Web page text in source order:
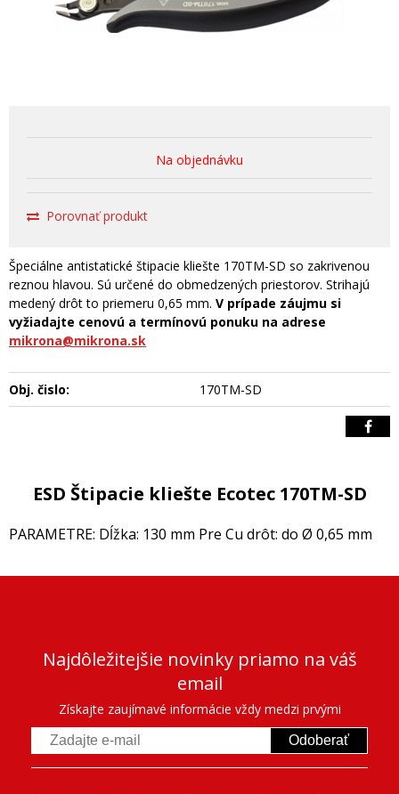
Na objednávku
Porovnať produkt
Špeciálne antistatické štipacie kliešte 170TM-SD so zakrivenou
reznou hlavou. Sú určené do obmedzených priestorov. Strihajú
medený drôt to priemeru 0,65 mm. V prípade záujmu si
vyžiadajte cenovú a termínovú ponuku na adrese
mikrona@mikrona.sk
Obj. čislo: 170TM-SD
ESD Štipacie kliešte Ecotec 170TM-SD
PARAMETRE: Dĺžka: 130 mm Pre Cu drôt: do Ø 0,65 mm
Najdôležitejšie novinky priamo na váš
email
Získajte zaujímavé informácie vždy medzi prvými
Odoberať